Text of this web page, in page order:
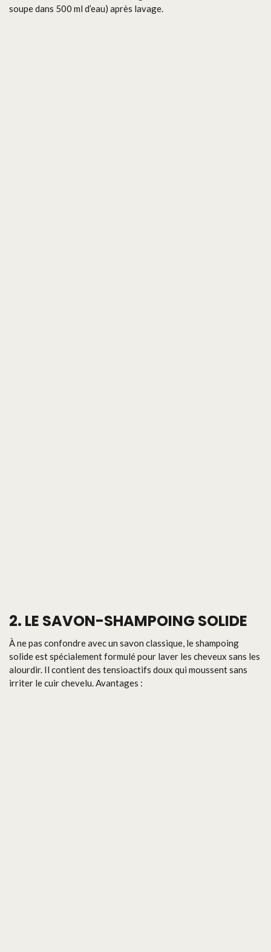
soupe dans 500 ml d’eau) après lavage.
2. LE SAVON-SHAMPOING SOLIDE
À ne pas confondre avec un savon classique, le shampoing
solide est spécialement formulé pour laver les cheveux sans les
alourdir. Il contient des tensioactifs doux qui moussent sans
irriter le cuir chevelu. Avantages :